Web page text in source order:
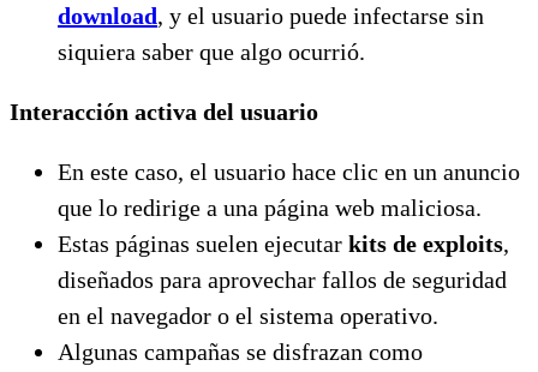
download, y el usuario puede infectarse sin
siquiera saber que algo ocurrió.
Interacción activa del usuario
En este caso, el usuario hace clic en un anuncio
que lo redirige a una página web maliciosa.
Estas páginas suelen ejecutar kits de exploits,
diseñados para aprovechar fallos de seguridad
en el navegador o el sistema operativo.
Algunas campañas se disfrazan como